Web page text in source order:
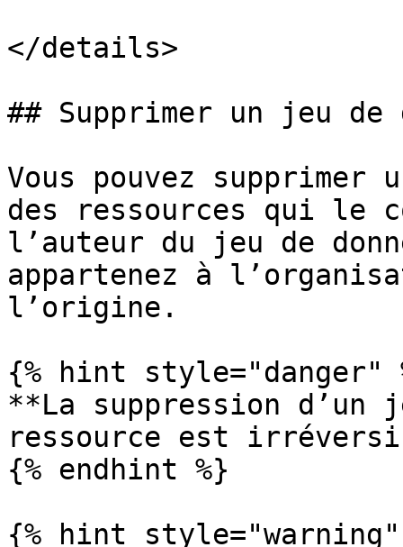
</details>
## Supprimer un jeu de
Vous pouvez supprimer
des ressources qui le
l’auteur du jeu de
appartenez à
l’origine.
{% hint style="danger"
**La suppression d’un
ressource est
{% endhint %}
{% hint style="warning"